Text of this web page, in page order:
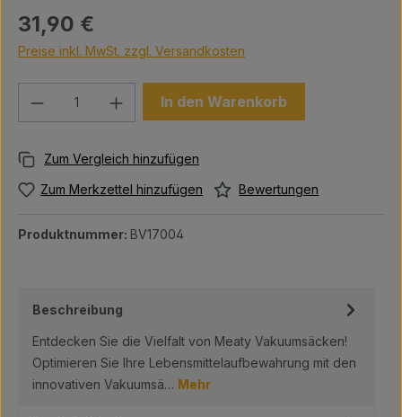
Regulärer Preis:
31,90 €
Preise inkl. MwSt. zzgl. Versandkosten
Produkt Anzahl: Gib den
In den Warenkorb
Zum Merkzettel hinzufügen Bewertungen
Produktnummer: BV17004
Beschreibung
Entdecken Sie die Vielfalt von Meaty Vakuumsäcken!
Optimieren Sie Ihre Lebensmittelaufbewahrung mit den
innovativen Vakuumsä… Mehr